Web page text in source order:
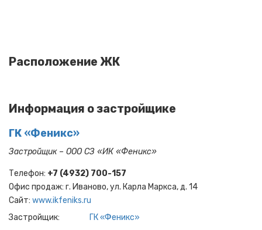
Расположение ЖК
Информация о застройщике
ГК «Феникс»
Застройщик – ООО СЗ «ИК «Фе​н​икс»
Телефон: +7 (4932) 700-157
Офис продаж: г. Иваново, ул. Карла Маркса, д. 14
Cайт: www.ikfeniks.ru
Застройщик
ГК «Феникс»